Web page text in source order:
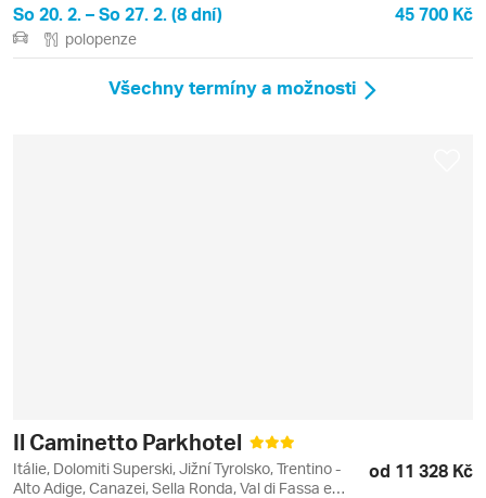
So 20. 2. – So 27. 2. (8 dní) 45 700 Kč
polopenze
Všechny termíny a možnosti
Il Caminetto Parkhotel
Itálie, Dolomiti Superski, Jižní Tyrolsko, Trentino -
Alto Adige, Canazei, Sella Ronda, Val di Fassa e
od 11 328 Kč